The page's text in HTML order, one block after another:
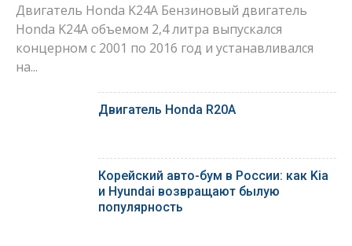
Двигатель Honda K24A Бензиновый двигатель
Honda K24A объемом 2,4 литра выпускался
концерном с 2001 по 2016 год и устанавливался
на...
Двигатель Honda R20A
Корейский авто-бум в России: как Kia
и Hyundai возвращают былую
популярность